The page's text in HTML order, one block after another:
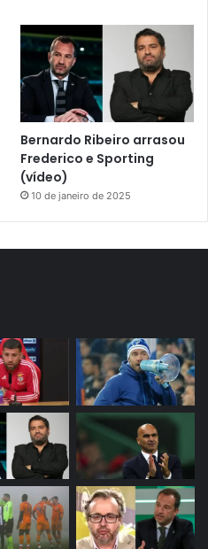
Bernardo Ribeiro arrasou
Frederico e Sporting
(vídeo)
10 de janeiro de 2025